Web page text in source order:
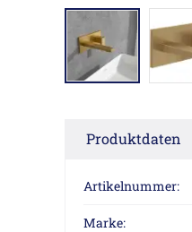
Produktdaten
Artikelnummer:
Marke: